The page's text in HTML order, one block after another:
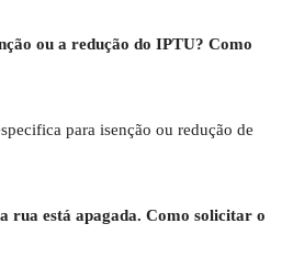
ou a redução do IPTU? Como
para isenção ou redução de
rua está apagada. Como solicitar o